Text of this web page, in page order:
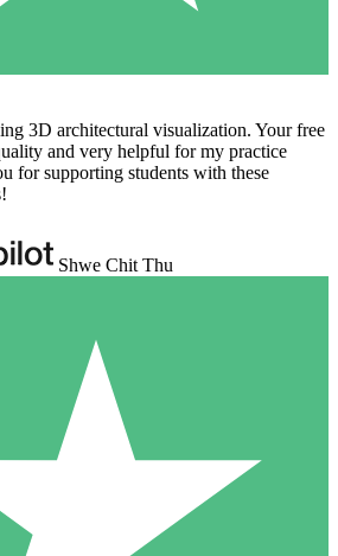
3D architectural visualization. Your free
and very helpful for my practice
for supporting students with these
Shwe Chit Thu